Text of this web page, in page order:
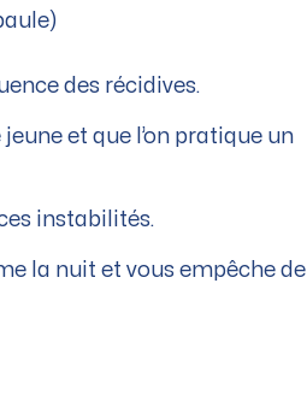
des récidives.
et que l’on pratique un
instabilités.
la nuit et vous empêche de